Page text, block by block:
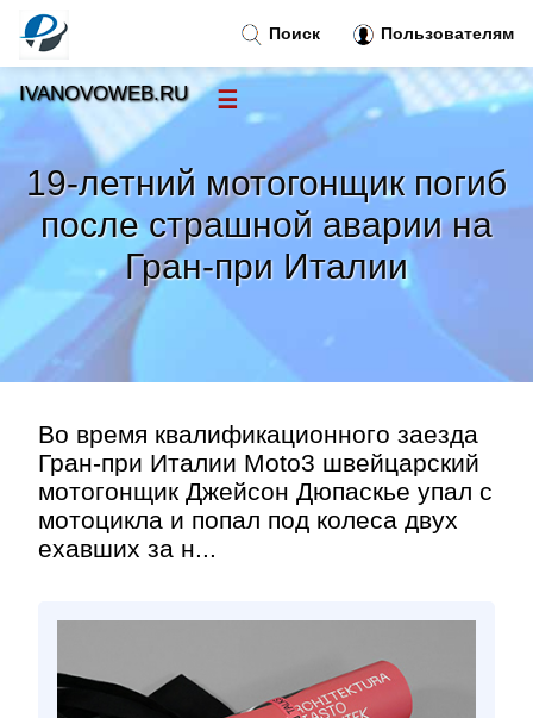
19-летний мотогонщик погиб
после страшной аварии на
Гран-при Италии
Во время квалификационного заезда
Гран-при Италии Moto3 швейцарский
мотогонщик Джейсон Дюпаскье упал с
мотоцикла и попал под колеса двух
ехавших за н...
Поиск Пользователям
IVANOVOWEB.RU ☰
Новости
Тренды новостей
»
Правила »